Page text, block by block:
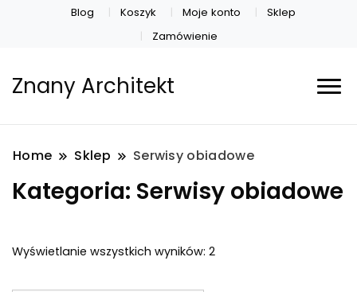
Blog Koszyk Moje konto
Sklep
Zamówienie
Znany Architekt
Home Sklep Serwisy obiadowe
Kategoria: Serwisy obiadowe
Wyświetlanie wszystkich wyników: 2Posortowane